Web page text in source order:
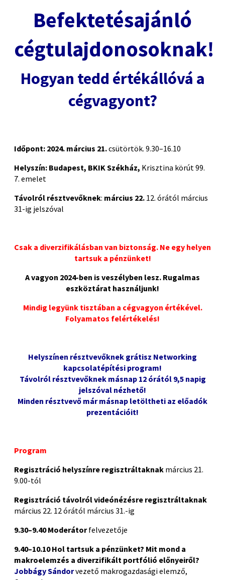
Befektetésajánló
cégtulajdonosoknak!
Hogyan tedd értékállóvá a
cégvagyont?
Időpont: 2024. március 21.csütörtök. 9.30–16.10
Helyszín: Budapest, BKIK Székház, Krisztina körút 99.
7. emelet
Távolról résztvevőknek: március 22. 12. órától március
31-ig jelszóval
Csak a diverzifikálásban van biztonság. Ne egy helyen
tartsuk a pénzünket!
A vagyon 2024-ben is veszélyben lesz. Rugalmas
eszköztárat használjunk!
Mindig legyünk tisztában a cégvagyon értékével.
Folyamatos felértékelés!
Helyszínen résztvevőknek grátisz Networking
kapcsolatépítési program!
Távolról résztvevőknek másnap 12 órától 9,5 napig
jelszóval nézhető!
Minden résztvevő már másnap letöltheti az előadók
prezentációit!
Program
Regisztráció helyszínre regisztráltaknak március 21.
9.00-tól
Regisztráció távolról videónézésre regisztráltaknak
március 22. 12 órától március 31.-ig
9.30–9.40 Moderátorfelvezetője
9.40–10.10Hol tartsuk a pénzünket? Mit mond a
makroelemzés a diverzifikált portfólió előnyeiről?
Jobbágy Sándorvezető makrogazdasági elemző,